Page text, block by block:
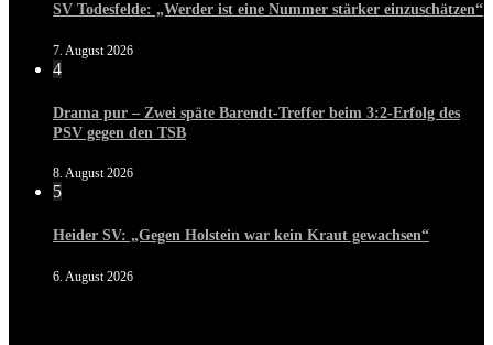
SV Todesfelde: „Werder ist eine Nummer stärker einzuschätzen“
7. August 2026
4
Drama pur – Zwei späte Barendt-Treffer beim 3:2-Erfolg des
PSV gegen den TSB
8. August 2026
5
Heider SV: „Gegen Holstein war kein Kraut gewachsen“
6. August 2026